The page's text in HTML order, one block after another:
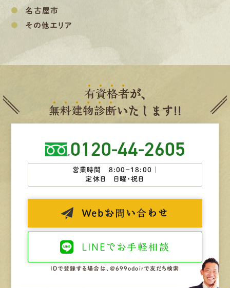
名古屋市
その他エリア
有資格者が、
無料建物診断いたします!!
0120-44-2605
営業時間 8:00−18:00 ｜
定休日 日曜・祝日
Web お問い合わせ
LINEで お手軽相談
IDで登録する場合は、@699odoirで友だち検索